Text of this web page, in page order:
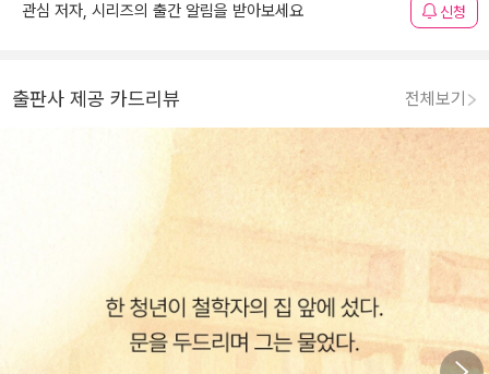
관심 저자, 시리즈의 출간 알림을 받아보세요 신청
출판사 제공 카드리뷰 전체보기